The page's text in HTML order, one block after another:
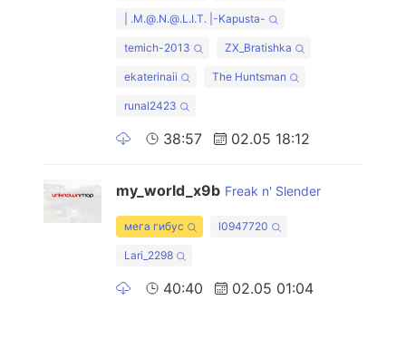
| .M.@.N.@.L.I.T. |-Kapusta-
temich-2013 ZX_Bratishka
ekaterinaii The Huntsman
runal2423
38:57 02.05 18:12
my_world_x9b Freak n' Slender
мега гибус l0947720
Lari_2298
40:40 02.05 01:04